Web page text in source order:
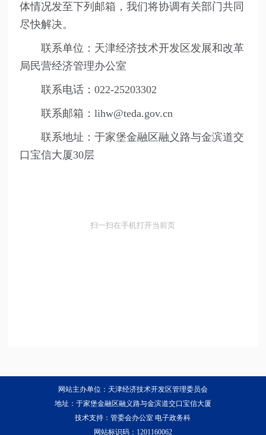
体情况发至下列邮箱，我们将协调有关部门共同
尽快解决。
联系单位：天津经济技术开发区发展和改革
局民营经济管理办公室
联系电话：022-25203302
联系邮箱：lihw@teda.gov.cn
联系地址：于家堡金融区融义路与金滨道交
口宝信大厦30层
扫一扫在手机打开当前页
网站主办单位：天津经济技术开发区管理委员会
地址：于家堡金融区融义路与金滨道交口宝信大厦
技术支持：管委会办公室 电子政务科
网站标识码：1201160062